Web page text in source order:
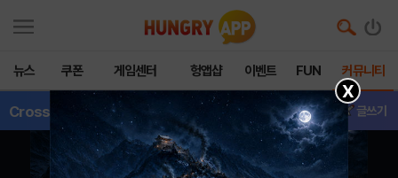
뉴스 쿠폰 게임센터 헝앱샵 이벤트 FUN 커뮤니티
CrossStitc - 게임버그 글쓰기
X